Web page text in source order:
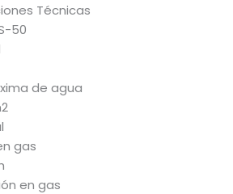
Técnicas
50
de agua
gas
en gas